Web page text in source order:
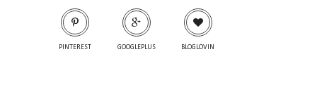
PINTEREST GOOGLEPLUS BLOGLOVIN